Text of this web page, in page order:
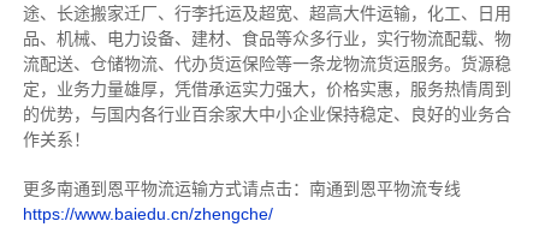
途、长途搬家迁厂、行李托运及超宽、超高大件运输，化工、日用
品、机械、电力设备、建材、食品等众多行业，实行物流配载、物
流配送、仓储物流、代办货运保险等一条龙物流货运服务。货源稳
定，业务力量雄厚，凭借承运实力强大，价格实惠，服务热情周到
的优势，与国内各行业百余家大中小企业保持稳定、良好的业务合
作关系！
更多南通到恩平物流运输方式请点击：南通到恩平物流专线
https://www.baiedu.cn/zhengche/